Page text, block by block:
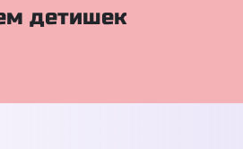
детишек